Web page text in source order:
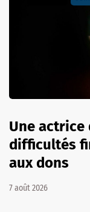
Une actrice
difficultés
aux dons
7 août 2026